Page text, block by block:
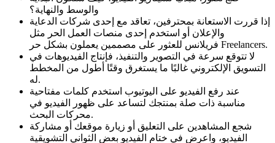
والوسط والنهاية؟
إذا قررت الاستعانة بمحترفين، تعاقد مع إحدى شركات الدعاية
والإعلان أو استخدم إحدى منصات العمل الحر مثل
فريلانس للعثور على مصممين يعملون بشكل حر Freelancers.
لا تتوقع سرعة في التصوير والتنفيذ، فإنتاج الفيديوهات في
التسويق الإلكتروني غالبًا ما يستغرق وقتًا أطول من المخطط
له.
عند رفع الفيديو على اليوتيوب استخدم كلمات مفتاحية
مناسبة ذات صلة بمنتجك لتساعد على ظهور الفيديو في
محركات البحث.
شجع المشاهدين على التعليق أو زيارة موقعك أو مشاركة
الفيديو، واعرض في ختام الفيديو بعض الثواني التشويقية